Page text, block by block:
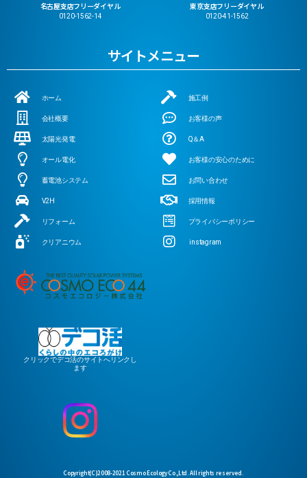
名古屋支店フリーダイヤル
0120-1562-14
東京支店フリーダイヤル
0120-41-1562
サイトメニュー
ホーム
会社概要
太陽光発電
オール電化
蓄電池システム
V2H
リフォーム
クリアニウム
施工例
お客様の声
Q＆A
お客様の安心のために
お問い合わせ
採用情報
プライバシーポリシー
instagram
クリックでデコ活のサイトへリンクし
ます
Copyright(C)2008-2021 Cosmo Ecology Co.,Ltd. All rights reserved.